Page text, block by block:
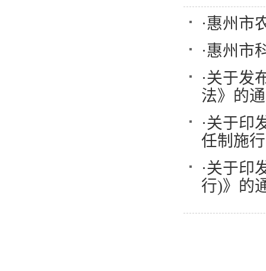
·惠州市
·惠州市
·关于发
法》的
·关于印
任制施
·关于印
行)》的